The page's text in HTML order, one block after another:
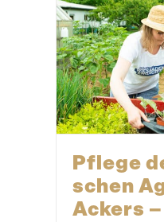
Pflege
schen
Ackers